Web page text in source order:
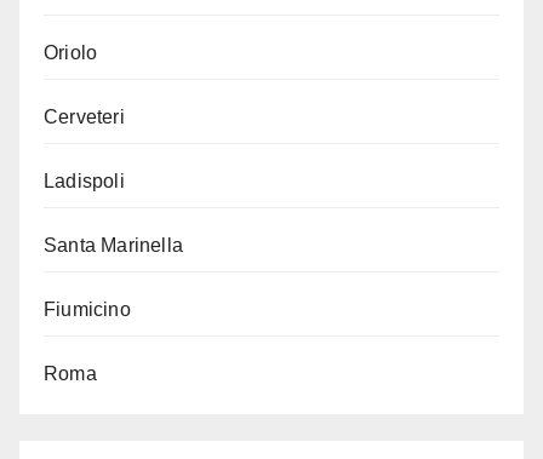
Oriolo
Cerveteri
Ladispoli
Santa Marinella
Fiumicino
Roma